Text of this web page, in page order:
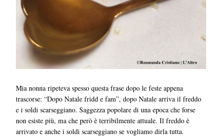
Mia nonna ripeteva spesso questa frase dopo le feste appena
trascorse: “Dopo Natale fridd e fam”, dopo Natale arriva il freddo
e i soldi scarseggiano. Saggezza popolare di una epoca che forse
non esiste più, ma che però è terribilmente attuale. Il freddo è
arrivato e anche i soldi scarseggiano se vogliamo dirla tutta.